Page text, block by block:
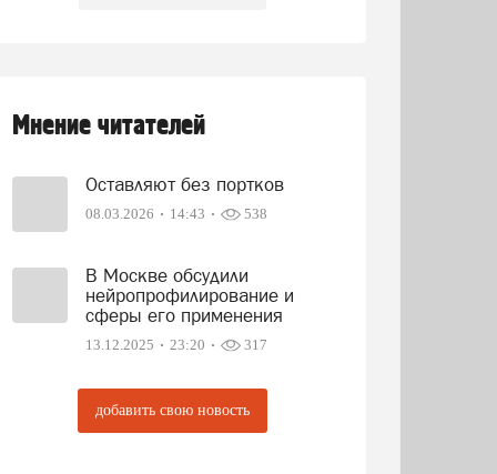
Мнение читателей
Оставляют без портков
08.03.2026 14:43 538
В Москве обсудили
нейропрофилирование и
сферы его применения
13.12.2025 23:20 317
добавить свою новость